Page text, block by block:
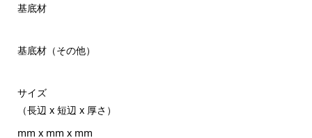
基底材
基底材（その他）
サイズ
（長辺 x 短辺 x 厚さ）
mm x mm x mm